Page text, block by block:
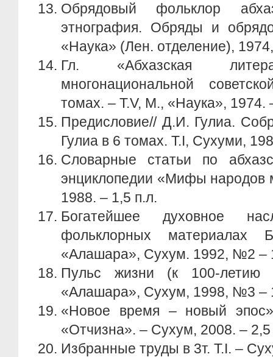
Обрядовый фольклор
этнография. Обряды и
«Наука» (Лен. отделение),
Гл. «Абхазская
многонациональной
томах. – Т.V, М., «Наука», 1974.
Предисловие// Д.И. Гулиа.
Гулиа в 6 томах. Т.I, Сухуми,
Словарные статьи по
энциклопедии «Мифы народов
1988. – 1,5 п.л.
Богатейшее духовное
фольклорных
«Алашара», Сухум. 1992, №2 –
Пульс жизни (к 100-
«Алашара», Сухум, 1998, №3 –
«Новое время – новый
«Отчизна». – Сухум, 2008. – 2,5
Избранные труды в 3т. Т.I. –